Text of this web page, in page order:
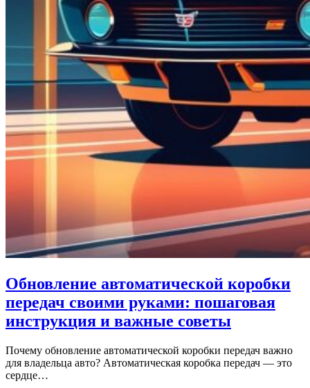
Обновление автоматической коробки
передач своими руками: пошаговая
инструкция и важные советы
Почему обновление автоматической коробки передач важно
для владельца авто? Автоматическая коробка передач — это
сердце…